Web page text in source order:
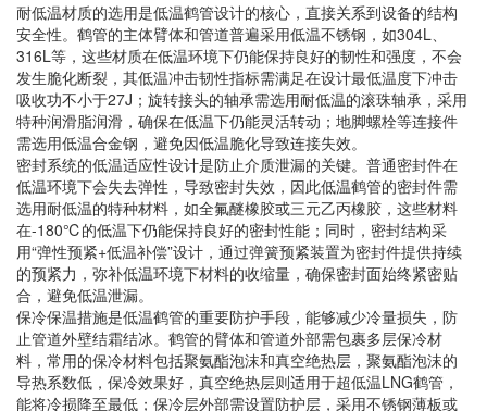
耐低温材质的选用是低温鹤管设计的核心，直接关系到设备的结构
安全性。鹤管的主体臂体和管道普遍采用低温不锈钢，如304L、
316L等，这些材质在低温环境下仍能保持良好的韧性和强度，不会
发生脆化断裂，其低温冲击韧性指标需满足在设计最低温度下冲击
吸收功不小于27J；旋转接头的轴承需选用耐低温的滚珠轴承，采用
特种润滑脂润滑，确保在低温下仍能灵活转动；地脚螺栓等连接件
需选用低温合金钢，避免因低温脆化导致连接失效。
密封系统的低温适应性设计是防止介质泄漏的关键。普通密封件在
低温环境下会失去弹性，导致密封失效，因此低温鹤管的密封件需
选用耐低温的特种材料，如全氟醚橡胶或三元乙丙橡胶，这些材料
在-180℃的低温下仍能保持良好的密封性能；同时，密封结构采
用“弹性预紧+低温补偿”设计，通过弹簧预紧装置为密封件提供持续
的预紧力，弥补低温环境下材料的收缩量，确保密封面始终紧密贴
合，避免低温泄漏。
保冷保温措施是低温鹤管的重要防护手段，能够减少冷量损失，防
止管道外壁结霜结冰。鹤管的臂体和管道外部需包裹多层保冷材
料，常用的保冷材料包括聚氨酯泡沫和真空绝热层，聚氨酯泡沫的
导热系数低，保冷效果好，真空绝热层则适用于超低温LNG鹤管，
能将冷损降至最低；保冷层外部需设置防护层，采用不锈钢薄板或